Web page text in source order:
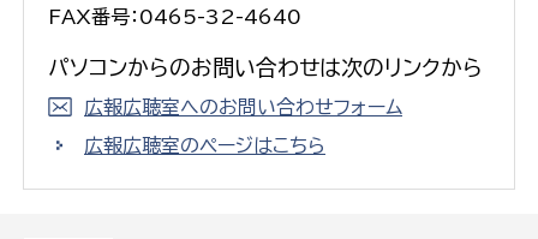
FAX番号：0465-32-4640
パソコンからのお問い合わせは次のリンクから
広報広聴室へのお問い合わせフォーム
広報広聴室のページはこちら